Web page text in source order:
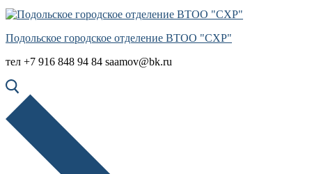
Подольское городское отделение ВТОО "СХР"
тел +7 916 848 94 84 saamov@bk.ru